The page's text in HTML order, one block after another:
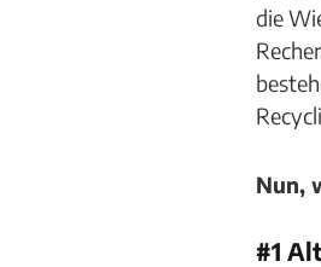
die
Nun,
#1